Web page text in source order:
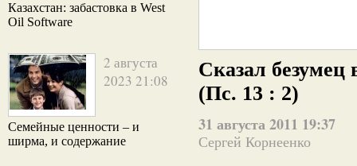
Казахстан: забастовка в West
Oil Software
2 августа
2023 21:08
Семейные ценности – и
ширма, и содержание
Сказал безумец
(Пс. 13 : 2)
31 августа 2011 19:37
Сергей Корнеенко